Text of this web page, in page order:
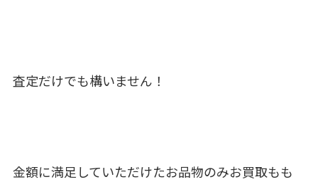
査定だけでも構いません！
金額に満足していただけたお品物のみお買取もも